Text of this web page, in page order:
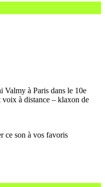
à Paris dans le 10e
à distance – klaxon de